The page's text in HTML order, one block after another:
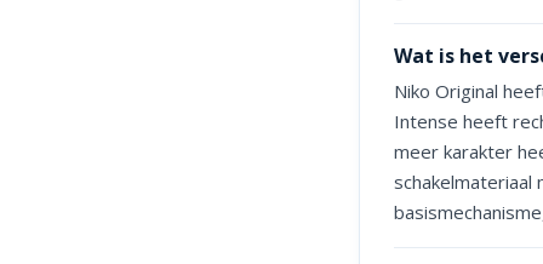
Wat is het
Niko Original
Intense heeft
meer karakter
schakelmateriaal